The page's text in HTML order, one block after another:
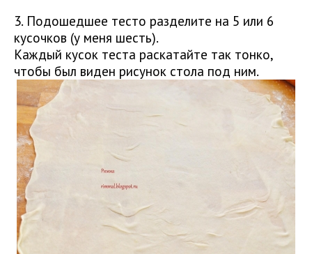
3. Подошедшее тесто разделите на 5 или 6
кусочков (у меня шесть).
Каждый кусок теста раскатайте так тонко,
чтобы был виден рисунок стола под ним.